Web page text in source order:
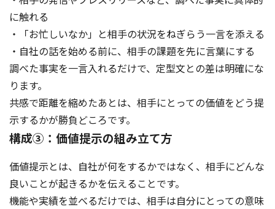
に触れる
・「お忙しいなか」と相手の状況をねぎらう一言を添える
・自社の話を始める前に、相手の課題を先に言葉にする
調べた事実を一言入れるだけで、定型文との差は明確にな
ります。
共感で距離を縮めたあとは、相手にとっての価値をどう提
示するかが勝負どころです。
構成③：価値提示の組み立て方
価値提示とは、自社が何をするかではなく、相手にどんな
良いことが起きるかを伝えることです。
機能や実績を並べるだけでは、相手は自分にとっての意味